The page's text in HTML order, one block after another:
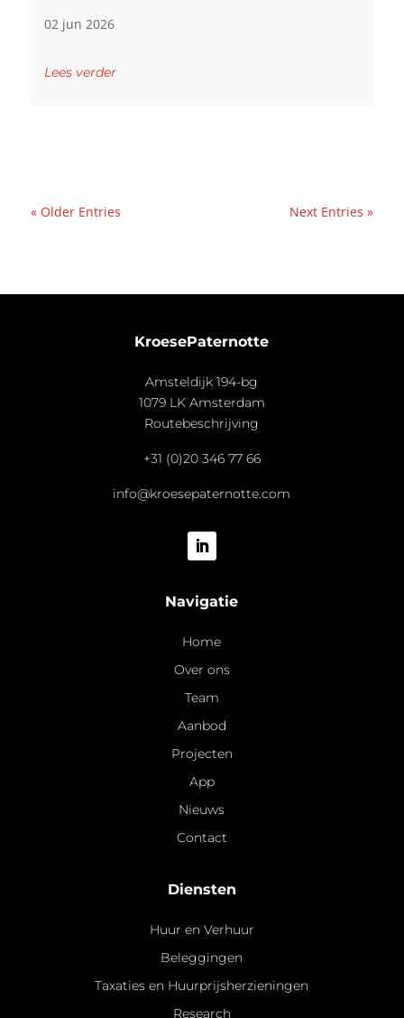
02 jun 2026
Lees verder
« Older Entries Next Entries »
KroesePaternotte
Amsteldijk 194-bg
1079 LK Amsterdam
Routebeschrijving
+31 (0)20 346 77 66
info@kroesepaternotte.com
Navigatie
Home
Over ons
Team
Aanbod
Projecten
App
Nieuws
Contact
Diensten
Huur en Verhuur
Beleggingen
Taxaties en Huurprijsherzieningen
Research